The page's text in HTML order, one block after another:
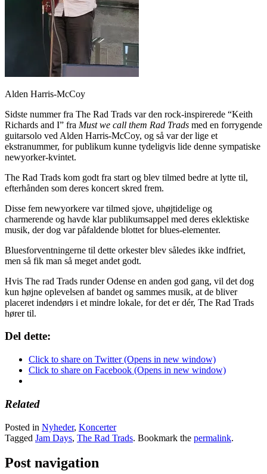
Alden Harris-McCoy
Sidste nummer fra The Rad Trads var den rock-inspirerede “Keith
Richards and I” fra Must we call them Rad Trads med en forrygende
guitarsolo ved Alden Harris-McCoy, og så var der lige et
ekstranummer, for publikum kunne tydeligvis lide denne sympatiske
newyorker-kvintet.
The Rad Trads kom godt fra start og blev tilmed bedre at lytte til,
efterhånden som deres koncert skred frem.
Disse fem newyorkere var tilmed sjove, uhøjtidelige og
charmerende og havde klar publikumsappel med deres eklektiske
musik, der dog var påfaldende blottet for blues-elementer.
Bluesforventningerne til dette orkester blev således ikke indfriet,
men så fik man så meget andet godt.
Hvis The rad Trads runder Odense en anden god gang, vil det dog
kun højne oplevelsen af bandet og sammes musik, at de bliver
placeret indendørs i et mindre lokale, for det er dér, The Rad Trads
hører til.
Del dette:
Click to share on Twitter (Opens in new window)
Click to share on Facebook (Opens in new window)
Related
Posted in Nyheder, Koncerter
Tagged Jam Days, The Rad Trads. Bookmark the permalink.
Post navigation